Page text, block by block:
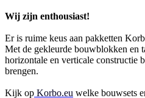
Wij zijn enthousiast!
Er is ruime keus aan pakketten
Met de gekleurde bouwblokken en
horizontale en verticale constructie
brengen.
Kijk op Korbo.eu welke bouwsets